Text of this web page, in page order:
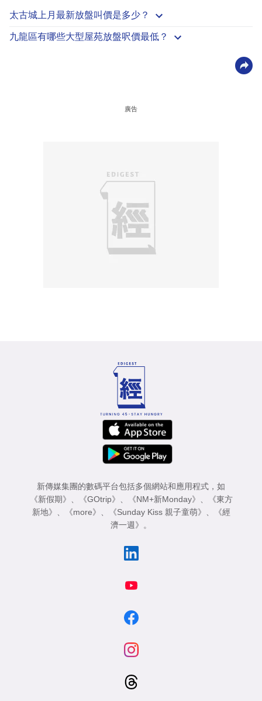
太古城上月最新放盤叫價是多少？
九龍區有哪些大型屋苑放盤呎價最低？
廣告
新傳媒集團的數碼平台包括多個網站和應用程式，如
《新假期》
《GOtrip》 《NM+新Monday》
《東方
新地》
《more》 《Sunday Kiss 親子童萌》
《經
濟一週》
。